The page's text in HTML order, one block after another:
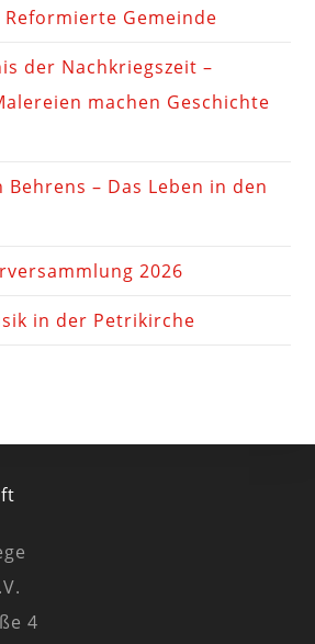
Reformierte Gemeinde
der Nachkriegszeit –
machen Geschichte
– Das Leben in den
2026
in der Petrikirche
4